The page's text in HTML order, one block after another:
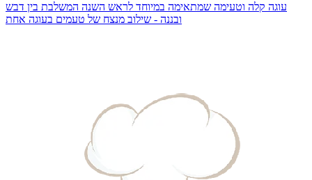
עוגה קלה וטעימה שמתאימה במיוחד לראש השנה המשלבת בין דבש
ובננה - שילוב מנצח של טעמים בעוגה אחת